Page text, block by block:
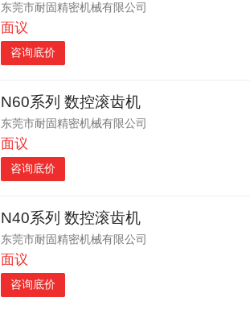
东莞市耐固精密机械有限公司
面议
咨询底价
N60系列 数控滚齿机
东莞市耐固精密机械有限公司
面议
咨询底价
N40系列 数控滚齿机
东莞市耐固精密机械有限公司
面议
咨询底价